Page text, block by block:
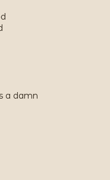
a damn